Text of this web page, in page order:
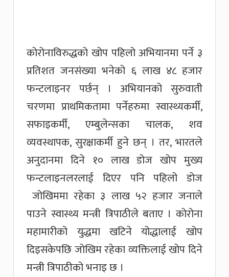
कोरोनाविरुद्धको खोप पहिलो अभियानमा पर्ने ३
प्रतिशत जनसंख्या भनेको ६ लाख ४८ हजार
फन्टलाइनर पर्छन् । अभियानको सुरुवाती
चरणमा प्राथमिकतामा पर्नेहरुमा स्वास्थ्यकर्मी,
सफाइकर्मी, एम्बुलेन्सका चालक, शव
व्यवस्थापक, सुरक्षाकर्मी हुने छन् । तर, भारतले
अनुदानमा दिने १० लाख डोज खोप मुख्य
फन्टलाइनलरलाई दिएर पनि पहिलो डोज
जोखिममा रहेका ३ लाख ५२ हजार जनाले
पाउने स्वास्थ्य मन्त्री त्रिपाठीले बताए । कोरोना
महामारीको युद्धमा खटिने योद्धालाई खोप
दिइसकेपछि जोखिम रहेका व्यक्तिलाई खोप दिने
मन्त्री त्रिपाठीको भनाइ छ ।